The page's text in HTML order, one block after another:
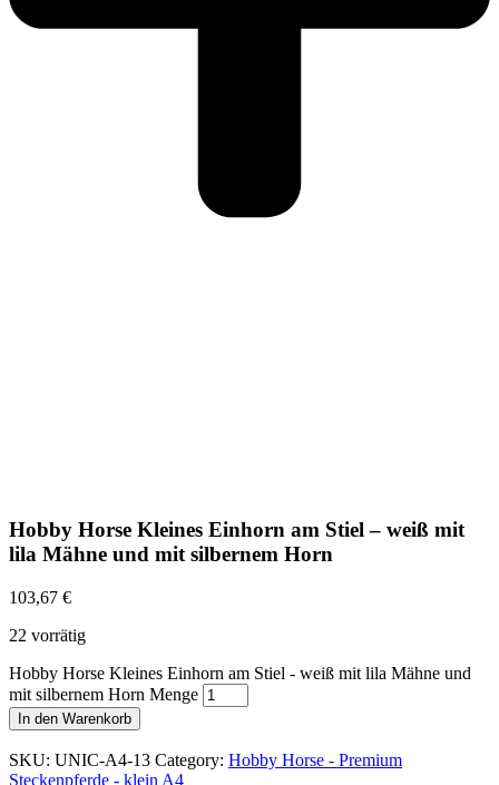
Hobby Horse Kleines Einhorn am Stiel – weiß mit
lila Mähne und mit silbernem Horn
103,67 €
22 vorrätig
Hobby Horse Kleines Einhorn am Stiel - weiß mit lila Mähne und
mit silbernem Horn Menge
In den Warenkorb
SKU: UNIC-A4-13 Category: Hobby Horse - Premium
Steckenpferde - klein A4